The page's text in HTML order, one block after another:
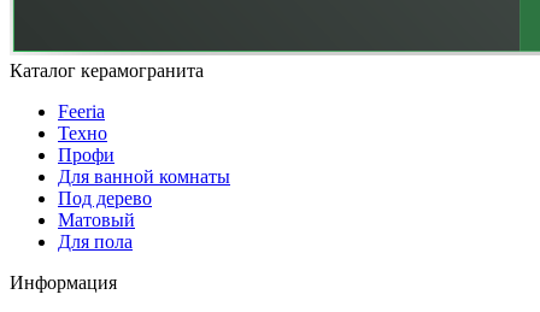
Каталог керамогранита
Feeria
Техно
Профи
Для ванной комнаты
Под дерево
Матовый
Для пола
Информация